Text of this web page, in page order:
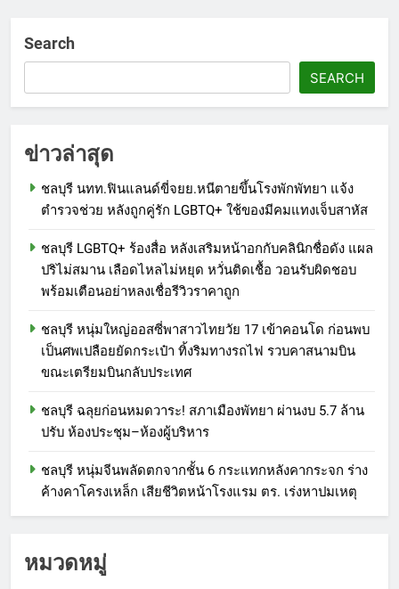
Search
SEARCH
ข่าวล่าสุด
ชลบุรี นทท.ฟินแลนด์ขี่จยย.หนีตายขึ้นโรงพักพัทยา แจ้ง
ตำรวจช่วย หลังถูกคู่รัก LGBTQ+ ใช้ของมีคมแทงเจ็บสาหัส
ชลบุรี LGBTQ+ ร้องสื่อ หลังเสริมหน้าอกกับคลินิกชื่อดัง แผล
ปริไม่สมาน เลือดไหลไม่หยุด หวั่นติดเชื้อ วอนรับผิดชอบ
พร้อมเตือนอย่าหลงเชื่อรีวิวราคาถูก
ชลบุรี หนุ่มใหญ่ออสซี่พาสาวไทยวัย 17 เข้าคอนโด ก่อนพบ
เป็นศพเปลือยยัดกระเป๋า ทิ้งริมทางรถไฟ รวบคาสนามบิน
ขณะเตรียมบินกลับประเทศ
ชลบุรี ฉลุยก่อนหมดวาระ! สภาเมืองพัทยา ผ่านงบ 5.7 ล้าน
ปรับ ห้องประชุม–ห้องผู้บริหาร
ชลบุรี หนุ่มจีนพลัดตกจากชั้น 6 กระแทกหลังคากระจก ร่าง
ค้างคาโครงเหล็ก เสียชีวิตหน้าโรงแรม ตร. เร่งหาปมเหตุ
หมวดหมู่